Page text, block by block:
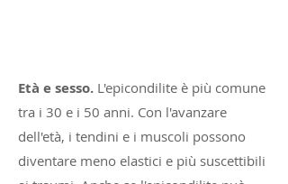
Età e sesso. L'epicondilite è più comune
tra i 30 e i 50 anni. Con l'avanzare
dell'età, i tendini e i muscoli possono
diventare meno elastici e più suscettibili